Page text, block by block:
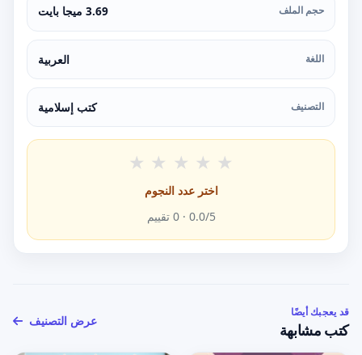
حجم الملف 3.69 ميجا بايت
اللغة العربية
التصنيف كتب إسلامية
★ ★ ★ ★ ★
اختر عدد النجوم
0.0/5 ·
0 تقييم
قد يعجبك أيضًا
كتب مشابهة
عرض التصنيف